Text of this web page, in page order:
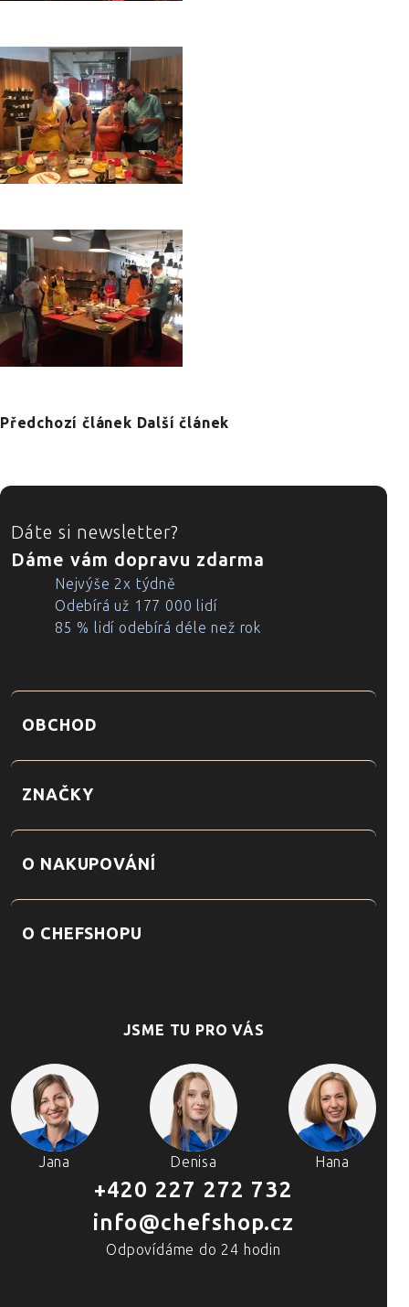
Předchozí článek Další článek
ZÁPATÍ
Dáte si newsletter?
Dáme vám dopravu zdarma
Nejvýše 2x týdně
Odebírá už 177 000 lidí
85 % lidí odebírá déle než rok
OBCHOD
ZNAČKY
O NAKUPOVÁNÍ
O CHEFSHOPU
JSME TU PRO VÁS
Jana Denisa Hana
+420 227 272 732
info@chefshop.cz
Odpovídáme do 24 hodin